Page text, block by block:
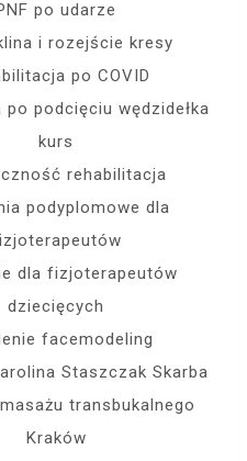
po udarze
i rozejście kresy
po COVID
podcięciu wędzidełka
kurs
rehabilitacja
podyplomowe dla
dla fizjoterapeutów
dziecięcych
facemodeling
Staszczak Skarba
transbukalnego
Kraków